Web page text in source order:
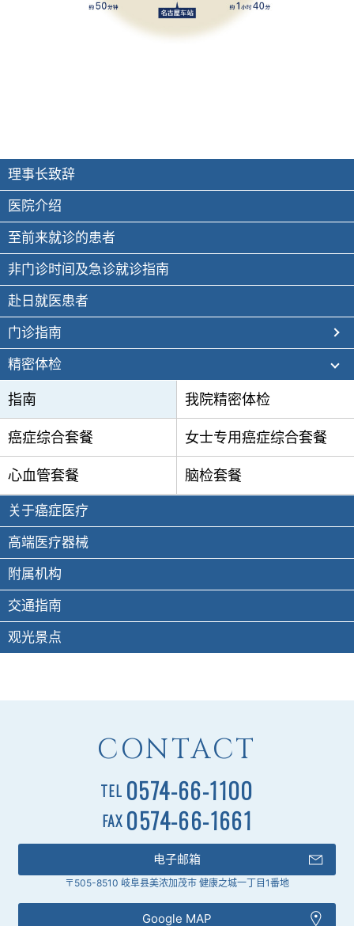
理事长致辞
医院介绍
至前来就诊的患者
非门诊时间及急诊就诊指南
赴日就医患者
门诊指南
精密体检
指南 我院精密体检
癌症综合套餐 女士专用癌症综合套餐
心血管套餐 脑检套餐
关于癌症医疗
高端医疗器械
附属机构
交通指南
观光景点
CONTACT
TEL 0574-66-1100
FAX 0574-66-1661
电子邮箱
〒505-8510 岐阜县美浓加茂市 健康之城一丁目1番地
Google MAP